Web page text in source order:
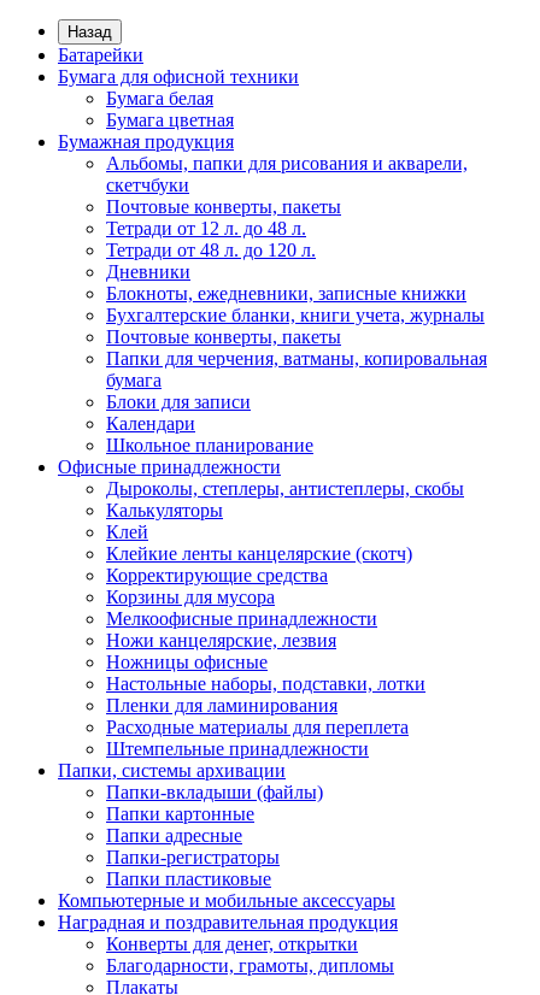
Назад
Батарейки
Бумага для офисной техники
Бумага белая
Бумага цветная
Бумажная продукция
Альбомы, папки для рисования и акварели,
скетчбуки
Почтовые конверты, пакеты
Тетради от 12 л. до 48 л.
Тетради от 48 л. до 120 л.
Дневники
Блокноты, ежедневники, записные книжки
Бухгалтерские бланки, книги учета, журналы
Почтовые конверты, пакеты
Папки для черчения, ватманы, копировальная
бумага
Блоки для записи
Календари
Школьное планирование
Офисные принадлежности
Дыроколы, степлеры, антистеплеры, скобы
Калькуляторы
Клей
Клейкие ленты канцелярские (скотч)
Корректирующие средства
Корзины для мусора
Мелкоофисные принадлежности
Ножи канцелярские, лезвия
Ножницы офисные
Настольные наборы, подставки, лотки
Пленки для ламинирования
Расходные материалы для переплета
Штемпельные принадлежности
Папки, системы архивации
Папки-вкладыши (файлы)
Папки картонные
Папки адресные
Папки-регистраторы
Папки пластиковые
Компьютерные и мобильные аксессуары
Наградная и поздравительная продукция
Конверты для денег, открытки
Благодарности, грамоты, дипломы
Плакаты